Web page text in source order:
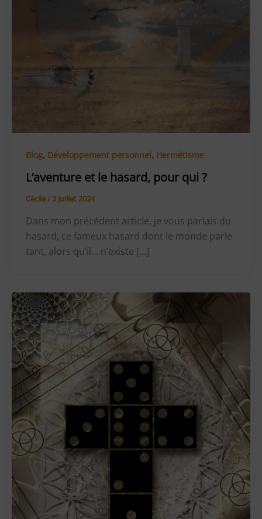
Blog, Développement personnel, Hermétisme
L’aventure et le hasard, pour qui ?
Cécile/3 juillet 2024
Dans mon précédent article, je vous parlais du
hasard, ce fameux hasard dont le monde parle
tant, alors qu’il… n’existe […]